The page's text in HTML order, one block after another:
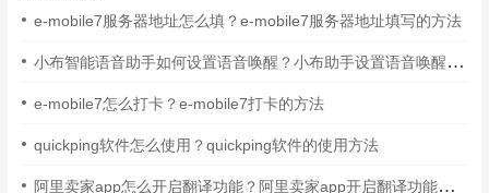
e-mobile7服务器地址怎么填？e-mobile7服务器地址填写的方法
小布智能语音助手如何设置语音唤醒？小布助手设置语音唤醒的方法
e-mobile7怎么打卡？e-mobile7打卡的方法
quickping软件怎么使用？quickping软件的使用方法
阿里卖家app怎么开启翻译功能？阿里卖家app开启翻译功能的方法